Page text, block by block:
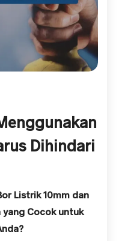
Dihindari
Listrik 10mm dan
yang Cocok untuk